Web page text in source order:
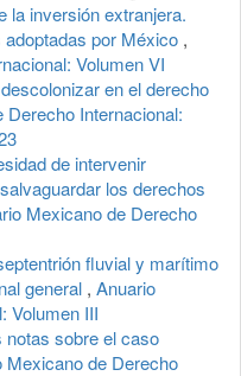
la inversión extranjera.
por México ,
Volumen VI
en el derecho
Internacional:
de intervenir
los derechos
Mexicano de Derecho
fluvial y marítimo
general , Anuario
Volumen III
notas sobre el caso
Mexicano de Derecho